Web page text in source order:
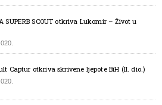
SUPERB SCOUT otkriva Lukomir – Život u
Captur otkriva skrivene ljepote BiH (II. dio.)